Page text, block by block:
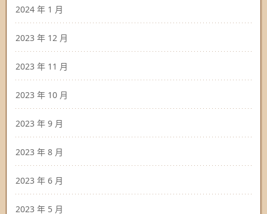
2024 年 1 月
2023 年 12 月
2023 年 11 月
2023 年 10 月
2023 年 9 月
2023 年 8 月
2023 年 6 月
2023 年 5 月